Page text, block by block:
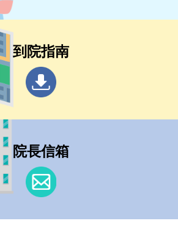
到院指南
院長信箱